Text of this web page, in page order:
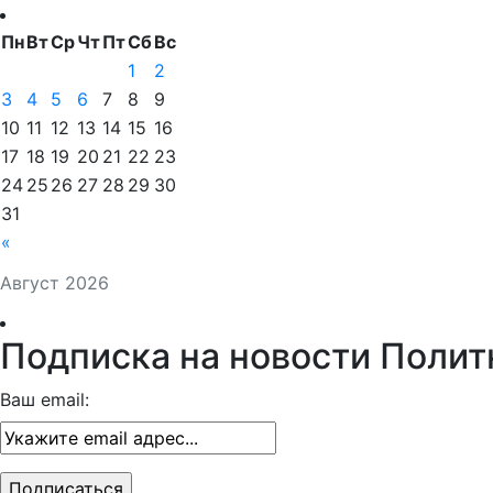
Август 2026
ПнВтСрЧтПтСбВс
«
1
2
3
4 5 6 7 8
9
10 11 12 13 14 15 16
17 18 19 20 21 22 23
24 25 26 27 28 29 30
31
Подписка на новости
Ваш email: